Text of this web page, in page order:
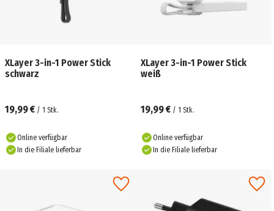
XLayer 3-in-1 Power Stick
schwarz
19,99 € / 1 Stk.
Online verfügbar
In die Filiale lieferbar
XLayer 3-in-1 Power Stick
weiß
19,99 € / 1 Stk.
Online verfügbar
In die Filiale lieferbar